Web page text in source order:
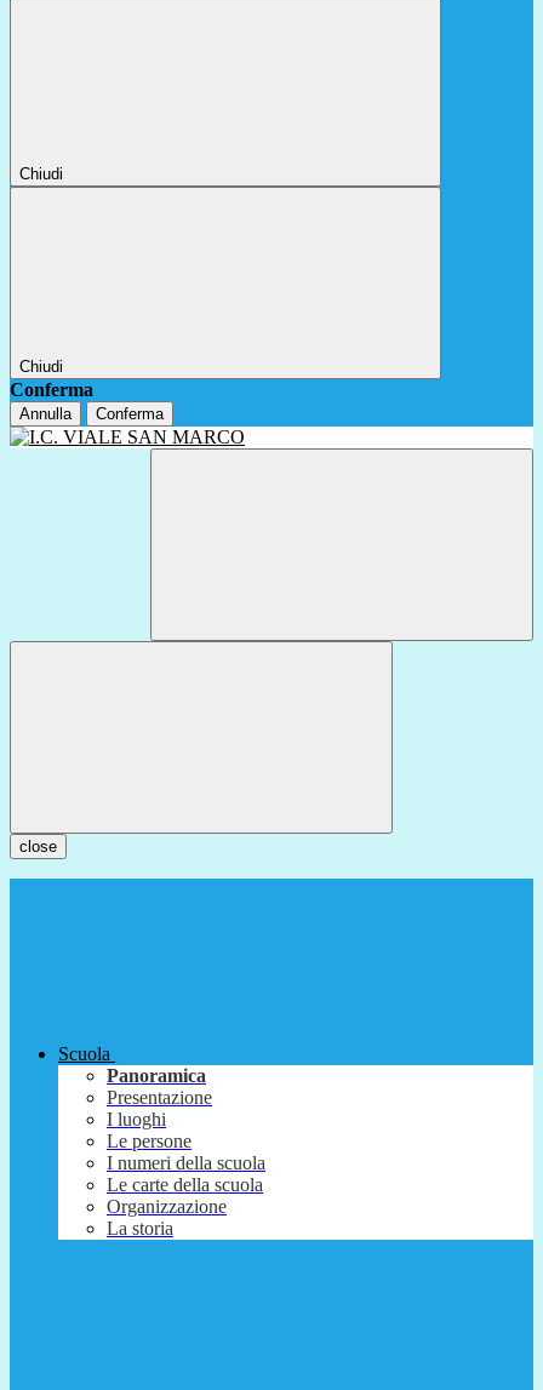
Chiudi
Chiudi
Conferma
Annulla Conferma
close
Scuola
Panoramica
Presentazione
I luoghi
Le persone
I numeri della scuola
Le carte della scuola
Organizzazione
La storia